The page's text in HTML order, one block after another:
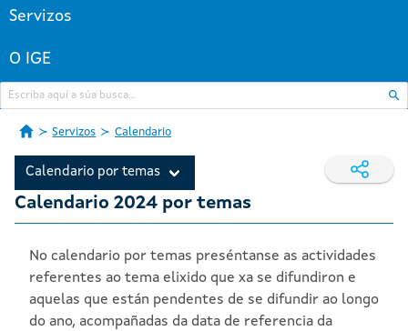
Servizos
O IGE
Servizos Calendario
Calendario por temas
Calendario 2024 por temas
No calendario por temas preséntanse as actividades
referentes ao tema elixido que xa se difundiron e
aquelas que están pendentes de se difundir ao longo
do ano, acompañadas da data de referencia da